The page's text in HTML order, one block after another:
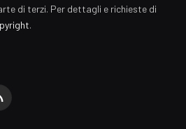
di terzi. Per dettagli e richieste di
.